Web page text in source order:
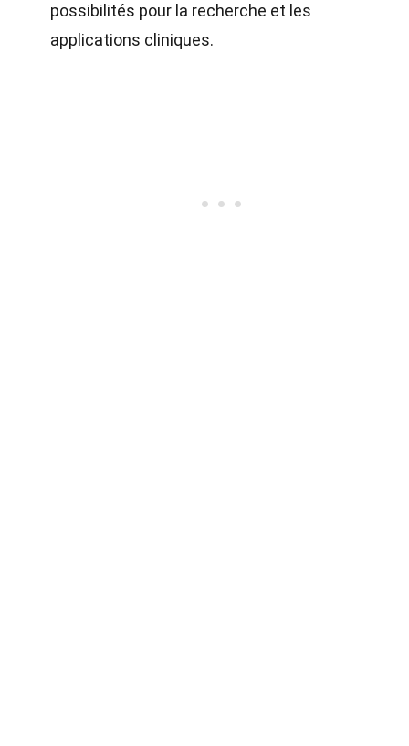
possibilités pour la recherche et les
applications cliniques.